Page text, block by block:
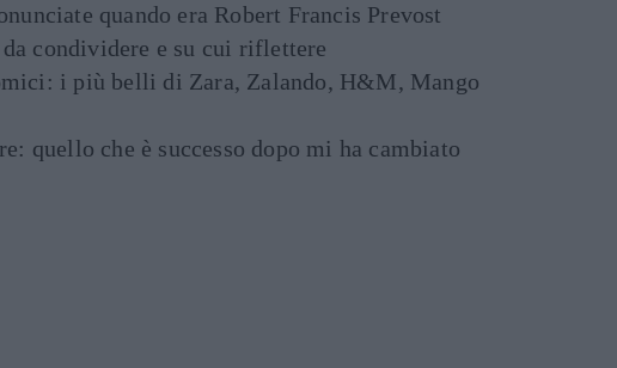
quando era Robert Francis Prevost
condividere e su cui riflettere
i più belli di Zara, Zalando, H&M, Mango
quello che è successo dopo mi ha cambiato